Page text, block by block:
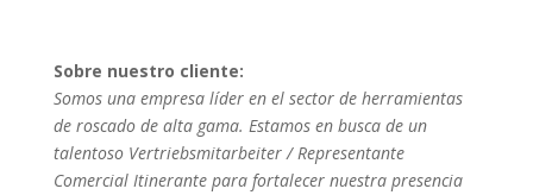
Sobre nuestro cliente:
Somos una empresa líder en el sector de herramientas
de roscado de alta gama. Estamos en busca de un
talentoso Vertriebsmitarbeiter / Representante
Comercial Itinerante para fortalecer nuestra presencia